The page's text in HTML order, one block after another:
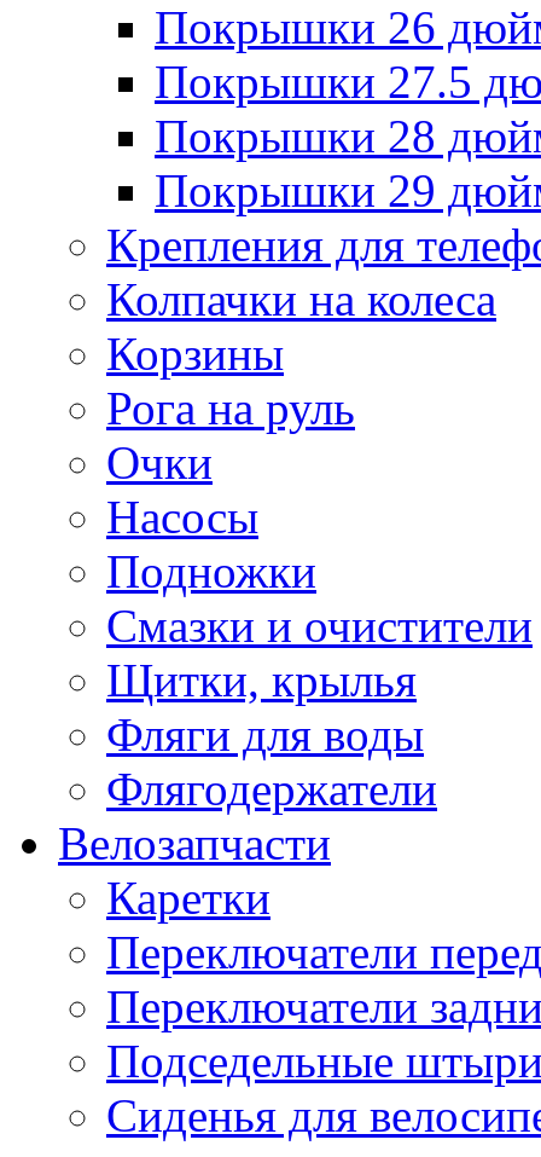
Покрышки 26
Покрышки 27.5
Покрышки 28
Покрышки 29
Крепления для
Колпачки на колеса
Корзины
Рога на руль
Очки
Насосы
Подножки
Смазки и очистители
Щитки, крылья
Фляги для воды
Флягодержатели
Велозапчасти
Каретки
Переключатели
Переключатели
Подседельные
Сиденья для